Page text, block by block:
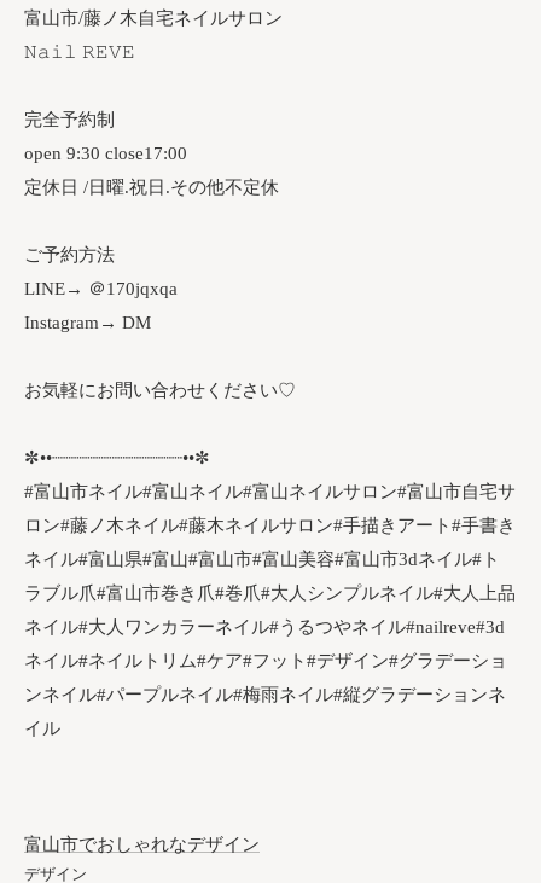
富山市/藤ノ木自宅ネイルサロン
𝙽𝚊𝚒𝚕 𝚁𝙴𝚅𝙴
完全予約制
open 9:30 close17:00
定休日 /日曜.祝日.その他不定休
ご予約方法
LINE→ ＠170jqxqa
Instagram→ DM
お気軽にお問い合わせください♡
✼••┈┈┈┈┈┈┈┈┈┈┈┈••✼
#富山市ネイル#富山ネイル#富山ネイルサロン#富山市自宅サ
ロン#藤ノ木ネイル#藤木ネイルサロン#手描きアート#手書き
ネイル#富山県#富山#富山市#富山美容#富山市3dネイル#ト
ラブル爪#富山市巻き爪#巻爪#大人シンプルネイル#大人上品
ネイル#大人ワンカラーネイル#うるつやネイル#nailreve#3d
ネイル#ネイルトリム#ケア#フット#デザイン#グラデーショ
ンネイル#パープルネイル#梅雨ネイル#縦グラデーションネ
イル⁡
富山市でおしゃれなデザイン
デザイン